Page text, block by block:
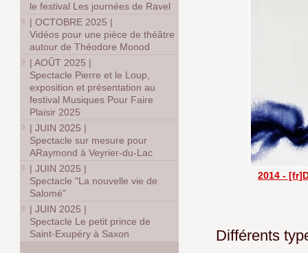
2014 -
Différents
le festival Les journées de Ravel
|OCTOBRE 2025 |
Vidéos pour une pièce de théâtre
autour de Théodore Monod
|AOÛT 2025 |
Spectacle Pierre et le Loup,
exposition et présentation au
festival Musiques Pour Faire
Plaisir 2025
|JUIN 2025 |
Spectacle sur mesure pour
ARaymond à Veyrier-du-Lac
|JUIN 2025 |
Spectacle "La nouvelle vie de
Salomé"
|JUIN 2025 |
Spectacle Le petit prince de
Saint-Exupéry à Saxon